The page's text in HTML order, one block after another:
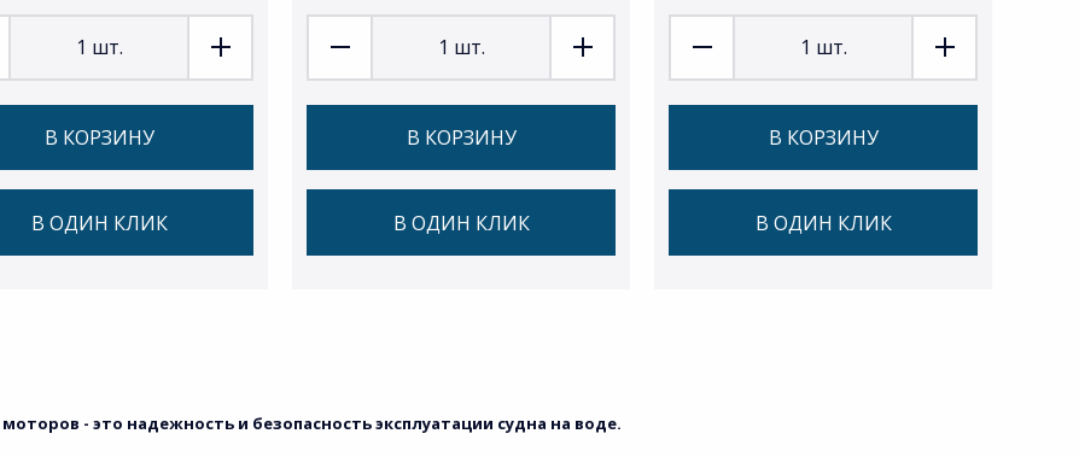
1 шт.
В КОРЗИНУ
В ОДИН КЛИК
1 шт.
В КОРЗИНУ
В ОДИН КЛИК
1 шт.
В КОРЗИНУ
В ОДИН КЛИК
- это надежность и безопасность эксплуатации судна на воде.